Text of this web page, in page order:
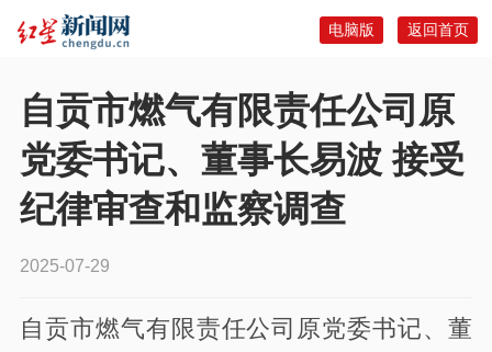
返回首页
电脑版
自贡市燃气有限责任公司原
党委书记、董事长易波 接受
纪律审查和监察调查
2025-07-29
自贡市燃气有限责任公司原党委书记、董